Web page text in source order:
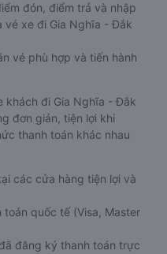
đón, điểm trả và nhập
vé xe đi Gia Nghĩa - Đắk
vé phù hợp và tiến hành
khách đi Gia Nghĩa - Đắk
đơn giản, tiện lợi khi
thanh toán khác nhau
các cửa hàng tiện lợi và
quốc tế (Visa, Master
đăng ký thanh toán trực